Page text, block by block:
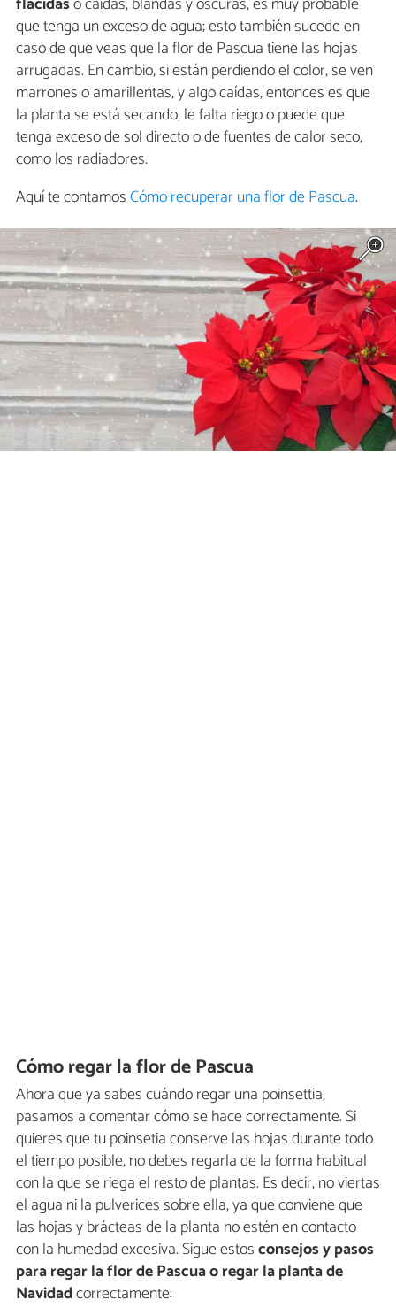
que tenga un exceso de agua; esto también sucede en
caso de que veas que la flor de Pascua tiene las hojas
arrugadas. En cambio, si están perdiendo el color, se ven
marrones o amarillentas, y algo caídas, entonces es que
la planta se está secando, le falta riego o puede que
tenga exceso de sol directo o de fuentes de calor seco,
como los radiadores.
Aquí te contamosCómo recuperar una flor de Pascua.
Cómo regar la flor de Pascua
Ahora que ya sabes cuándo regar una poinsettia,
pasamos a comentar cómo se hace correctamente. Si
quieres que tu poinsetia conserve las hojas durante todo
el tiempo posible, no debes regarla de la forma habitual
con la que se riega el resto de plantas. Es decir, no viertas
el agua ni la pulverices sobre ella, ya que conviene que
las hojas y brácteas de la planta no estén en contacto
con la humedad excesiva. Sigue estosconsejos y pasos
para regar la flor de Pascua o regar la planta de
Navidadcorrectamente: